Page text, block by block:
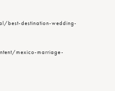
best-destination-wedding-
mexico-marriage-